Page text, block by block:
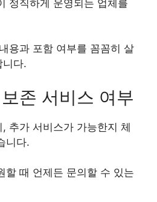
정직하게 운영되는 업체를
용과 포함 여부를 꼼꼼히 살
니다.
존 서비스 여부
추가 서비스가 가능한지 체
니다.
할 때 언제든 문의할 수 있는